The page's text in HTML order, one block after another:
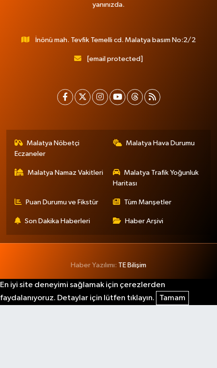
yanınızda.
İnönü mah. Tevfik Temelli cd. Malatya basım No:2/2
[email protected]
Malatya Nöbetçi
Eczaneler
Malatya Hava Durumu
Malatya Namaz Vakitleri
Malatya Trafik Yoğunluk
Haritası
Puan Durumu ve Fikstür Tüm Manşetler
Son Dakika Haberleri Haber Arşivi
Haber Yazılımı: TE Bilişim
En iyi site deneyimi sağlamak için çerezlerden
faydalanıyoruz. Detaylar için lütfen tıklayın.
Tamam